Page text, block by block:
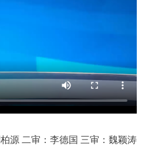
源 二审：李德国 三审：魏颖涛